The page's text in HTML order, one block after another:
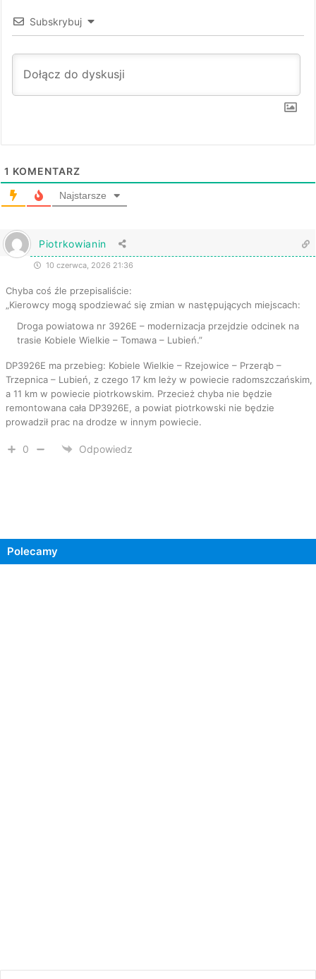
Subskrybuj
1 KOMENTARZ
Najstarsze
Piotrkowianin
10 czerwca, 2026 21:36
Chyba coś źle przepisaliście:
„Kierowcy mogą spodziewać się zmian w następujących miejscach:
Droga powiatowa nr 3926E – modernizacja przejdzie odcinek na
trasie Kobiele Wielkie – Tomawa – Lubień.”
DP3926E ma przebieg: Kobiele Wielkie – Rzejowice – Przerąb –
Trzepnica – Lubień, z czego 17 km leży w powiecie radomszczańskim,
a 11 km w powiecie piotrkowskim. Przecież chyba nie będzie
remontowana cała DP3926E, a powiat piotrkowski nie będzie
prowadził prac na drodze w innym powiecie.
0 Odpowiedz
Polecamy